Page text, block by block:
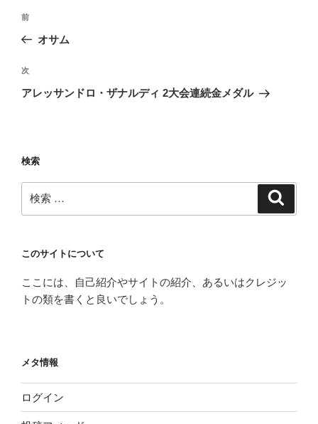
投
ナ
ビ
ゲ
ン
過
去
投
稿
前
オサム
次
の
次
アレッサンドロ・ザナルディ 2大会連続金メダル
検索
索:
このサイトについて
ここには、自己紹介やサイトの紹介、あるいはクレジッ
トの類を書くと良いでしょう。
メタ情報
ログイン